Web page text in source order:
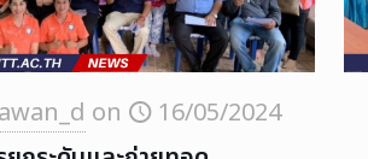
on
16/05/2024